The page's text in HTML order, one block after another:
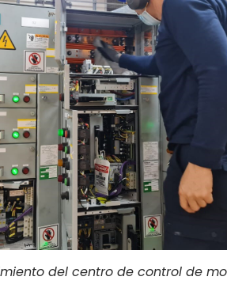
del centro de control de